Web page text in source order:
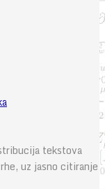
tekstova
uz jasno citiranje